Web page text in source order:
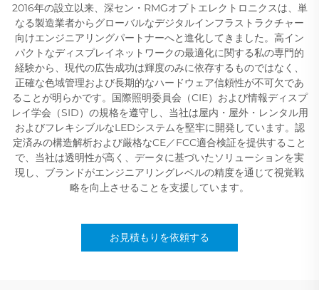
2016年の設立以来、深セン・RMGオプトエレクトロニクスは、単
なる製造業者からグローバルなデジタルインフラストラクチャー
向けエンジニアリングパートナーへと進化してきました。高イン
パクトなディスプレイネットワークの最適化に関する私の専門的
経験から、現代の広告成功は輝度のみに依存するものではなく、
正確な色域管理および長期的なハードウェア信頼性が不可欠であ
ることが明らかです。国際照明委員会（CIE）および情報ディスプ
レイ学会（SID）の規格を遵守し、当社は屋内・屋外・レンタル用
およびフレキシブルなLEDシステムを堅牢に開発しています。認
定済みの構造解析および厳格なCE／FCC適合検証を提供すること
で、当社は透明性が高く、データに基づいたソリューションを実
現し、ブランドがエンジニアリングレベルの精度を通じて視覚戦
略を向上させることを支援しています。
お見積もりを依頼する